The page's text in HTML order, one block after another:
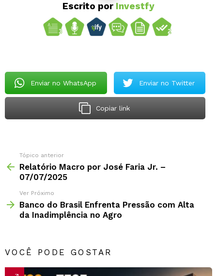
Escrito por Investfy
Enviar no WhatsApp Enviar no Twitter
Copiar link
Tópico anterior
Relatório Macro por José Faria Jr. –
07/07/2025
Ver Próximo
Banco do Brasil Enfrenta Pressão com Alta
da Inadimplência no Agro
VOCÊ PODE GOSTAR